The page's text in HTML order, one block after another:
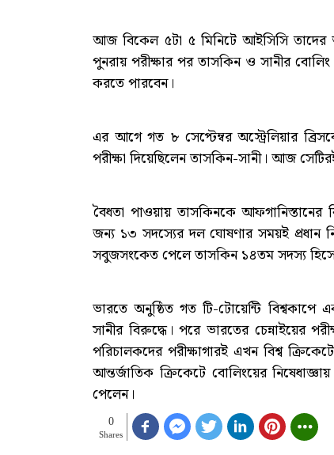
আজ বিকেল ৫টা ৫ মিনিটে আইসিসি
পুনরায় পরীক্ষার পর তাসকিন ও সানীর
করতে পারবেন।
এর আগে গত ৮ সেপ্টেম্বর অস্ট্রেলিয়ার
পরীক্ষা দিয়েছিলেন তাসকিন-সানী। আজ
বৈধতা পাওয়ায় তাসকিনকে
জন্য ১৩ সদস্যের দল ঘোষণার সময়ই প্রধান
সবুজসংকেত পেলে তাসকিন ১৪তম সদস্য
ভারতে অনুষ্ঠিত গত টি-টোয়েন্টি
সানীর বিরুদ্ধে। পরে ভারতের চেন্নাইয়ের
পরিচালকদের পরীক্ষাগারই এখন বিশ্ব
আন্তর্জাতিক ক্রিকেটে বোলিংয়ের
পেলেন।
0
Shares